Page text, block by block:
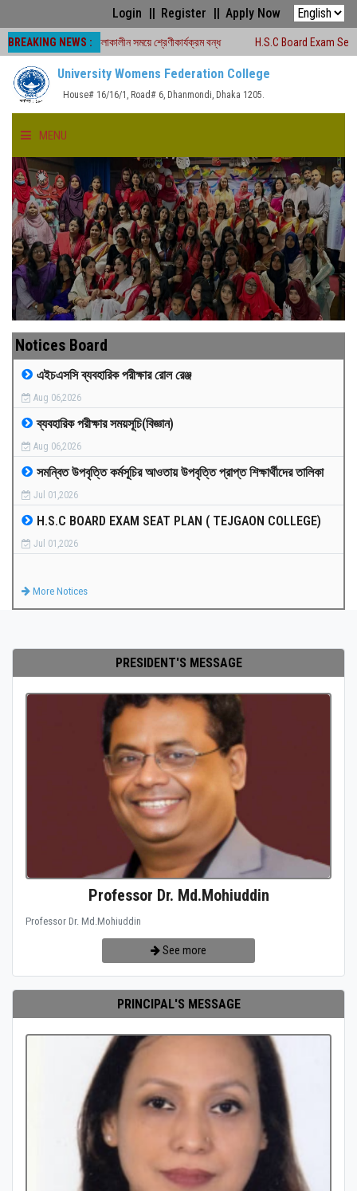
Login Register Apply Now
BREAKING NEWS :
-২০২৬ চলাকালীন সময়ে শ্রেণীকার্যক্রম বন্ধ H.S.C Board Exam Seat Plan (
University Womens Federation College
House# 16/16/1, Road# 6, Dhanmondi, Dhaka 1205.
MENU
HOME
ABOUT US
FACULTIES
ACADEMICS
GALLERY
MEDIA
PAYMENT
CO-CURRICULUM
RESULTS
Notices Board
এইচএসসি ব্যবহারিক পরীক্ষার রোল রেঞ্জ
Aug 06,2026
ব্যবহারিক পরীক্ষার সময়সূচি(বিজ্ঞান)
Aug 06,2026
সমন্বিত উপবৃত্তি কর্মসূচির আওতায় উপবৃত্তি প্রাপ্ত শিক্ষার্থীদের তালিকা
Jul 01,2026
H.S.C BOARD EXAM SEAT PLAN ( TEJGAON COLLEGE)
Jul 01,2026
More Notices
PRESIDENT'S MESSAGE
Professor Dr. Md.Mohiuddin
Professor Dr. Md.Mohiuddin
See more
PRINCIPAL'S MESSAGE